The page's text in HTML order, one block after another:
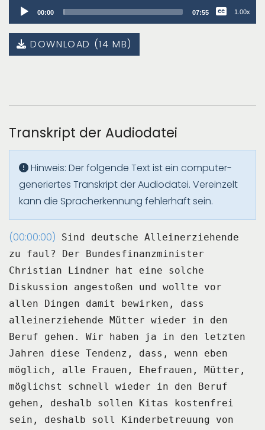
Audio
Player
00:00 07:55 1.00x
DOWNLOAD (14 MB)
Transkript der Audiodatei
Hinweis: Der folgende Text ist ein computer-
generiertes Transkript der Audiodatei. Vereinzelt
kann die Spracherkennung fehlerhaft sein.
(00:00:00)
Sind deutsche Alleinerziehende
zu faul?
Der Bundesfinanzminister
Christian Lindner hat eine solche
Diskussion angestoßen und
wollte vor
allen Dingen damit bewirken, dass
alleinerziehende Mütter wieder in den
Beruf
gehen.
Wir haben ja in den letzten
Jahren diese Tendenz, dass, wenn eben
möglich, alle Frauen, Ehefrauen,
Mütter,
möglichst schnell wieder in den Beruf
gehen, deshalb sollen Kitas kostenfrei
sein, deshalb soll Kinderbetreuung von